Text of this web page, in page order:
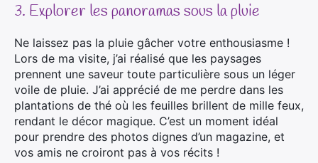
3. Explorer les panoramas sous la pluie
Ne laissez pas la pluie gâcher votre enthousiasme !
Lors de ma visite, j’ai réalisé que les paysages
prennent une saveur toute particulière sous un léger
voile de pluie. J’ai apprécié de me perdre dans les
plantations de thé où les feuilles brillent de mille feux,
rendant le décor magique. C’est un moment idéal
pour prendre des photos dignes d’un magazine, et
vos amis ne croiront pas à vos récits !